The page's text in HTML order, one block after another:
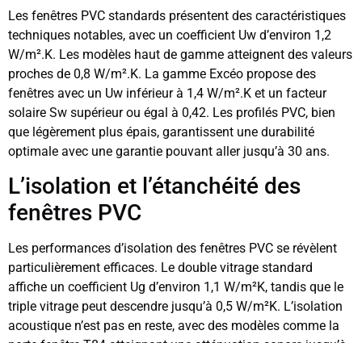
Les fenêtres PVC standards présentent des caractéristiques
techniques notables, avec un coefficient Uw d’environ 1,2
W/m².K. Les modèles haut de gamme atteignent des valeurs
proches de 0,8 W/m².K. La gamme Excéo propose des
fenêtres avec un Uw inférieur à 1,4 W/m².K et un facteur
solaire Sw supérieur ou égal à 0,42. Les profilés PVC, bien
que légèrement plus épais, garantissent une durabilité
optimale avec une garantie pouvant aller jusqu’à 30 ans.
L’isolation et l’étanchéité des
fenêtres PVC
Les performances d’isolation des fenêtres PVC se révèlent
particulièrement efficaces. Le double vitrage standard
affiche un coefficient Ug d’environ 1,1 W/m²K, tandis que le
triple vitrage peut descendre jusqu’à 0,5 W/m²K. L’isolation
acoustique n’est pas en reste, avec des modèles comme la